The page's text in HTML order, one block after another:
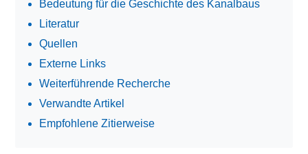
Bedeutung für die Geschichte des Kanalbaus
Literatur
Quellen
Externe Links
Weiterführende Recherche
Verwandte Artikel
Empfohlene Zitierweise